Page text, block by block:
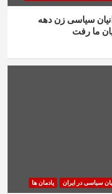
سیاسی زن دهه
ما رفت
سیاسی در ایران یادمان ها